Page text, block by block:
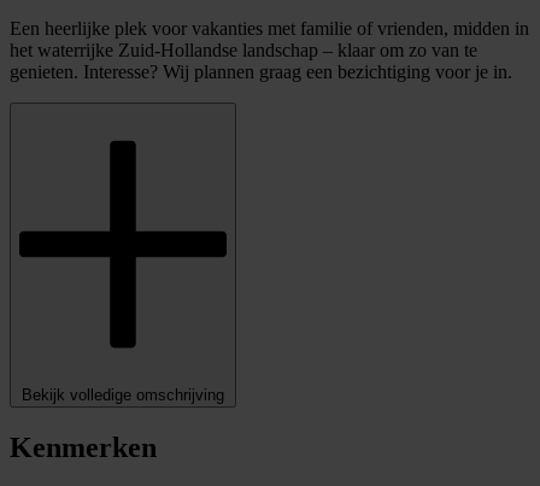
Een heerlijke plek voor vakanties met familie of vrienden, midden in
het waterrijke Zuid-Hollandse landschap – klaar om zo van te
genieten. Interesse? Wij plannen graag een bezichtiging voor je in.
Bekijk volledige omschrijving
Kenmerken